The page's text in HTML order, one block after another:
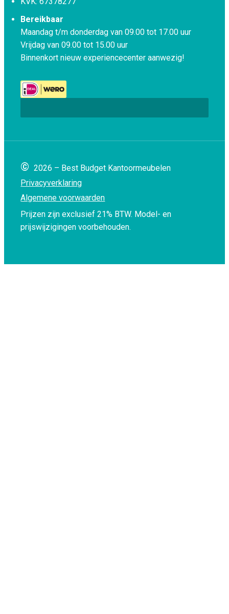
Bereikbaar
Maandag t/m donderdag van 09.00 tot 17.00 uur
Vrijdag van 09.00 tot 15.00 uur
Binnenkort nieuw experiencecenter aanwezig!
© 2026 – Best Budget Kantoormeubelen
Privacyverklaring
Algemene voorwaarden
Prijzen zijn exclusief 21% BTW. Model- en
prijswijzigingen voorbehouden.